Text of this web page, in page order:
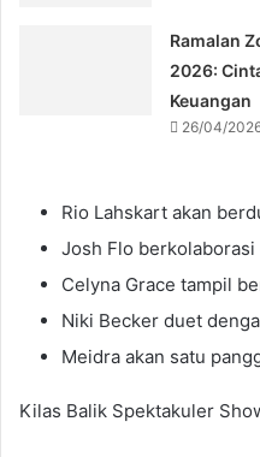
Ramalan
2026:
Keuangan
26/04/
Rio Lahskart akan
Josh Flo
Celyna Grace tampil
Niki Becker duet
Meidra akan satu
Kilas Balik Spektakuler